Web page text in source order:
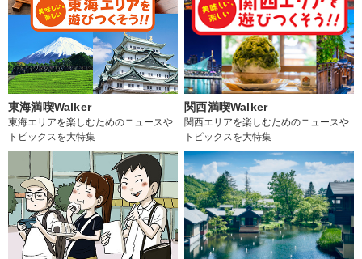
東海満喫Walker
東海エリアを楽しむためのニュースや
トピックスを大特集
関西満喫Walker
関西エリアを楽しむためのニュースや
トピックスを大特集